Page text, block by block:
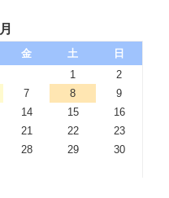
金 土
日
1
2
7 8
9
14 15
16
21 22
23
28 29
30